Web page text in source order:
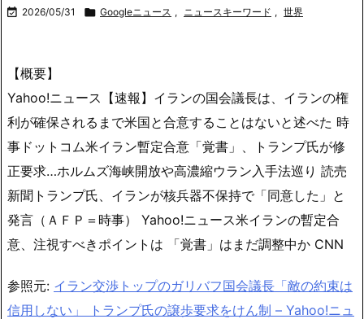
 2026/05/31  Googleニュース , ニュースキーワード , 世界
【概要】
Yahoo!ニュース【速報】イランの国会議長は、イランの権
利が確保されるまで米国と合意することはないと述べた 時
事ドットコム米イラン暫定合意「覚書」、トランプ氏が修
正要求…ホルムズ海峡開放や高濃縮ウラン入手法巡り 読売
新聞トランプ氏、イランが核兵器不保持で「同意した」と
発言（ＡＦＰ＝時事） Yahoo!ニュース米イランの暫定合
意、注視すべきポイントは 「覚書」はまだ調整中か CNN
参照元: イラン交渉トップのガリバフ国会議長「敵の約束は
信用しない」 トランプ氏の譲歩要求をけん制 – Yahoo!ニュ